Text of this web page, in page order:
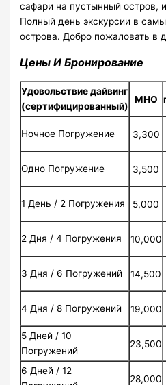
сафари на пустынный остров,
Полный день экскурсии в
острова. Добро пожаловать в
Цены И Бронирование
Удовольствие дайвинг
(сертифицированный)
МНО
Ночное Погружение 3,300
Одно Погружение 3,500
1 День / 2 Погружения 5,000
2 Дня / 4 Погружения 10,000
3 Дня / 6 Погружений 14,500
4 Дня / 8 Погружений 19,000
5 Дней / 10
Погружений
23,500
6 Дней / 12
28,000